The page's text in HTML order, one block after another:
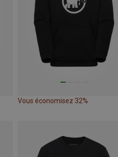
Vous économisez 32%